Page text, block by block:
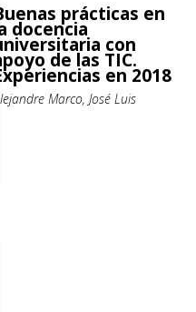
prácticas en
docencia
con
de las TIC.
en 2018
Marco, José Luis